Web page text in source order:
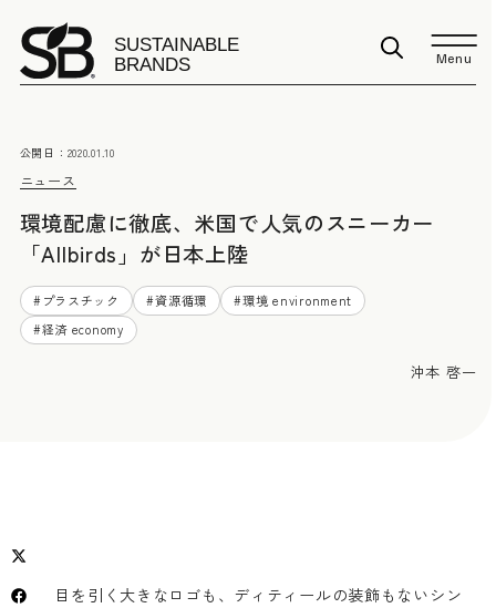
Menu
ニュース
公開日： 2020.01.10
環境配慮に徹底、米国で人気のスニーカー
「Allbirds」が日本上陸
#プラスチック #資源循環 #環境 environment
#経済 economy
沖本 啓一
目を引く大きなロゴも、ディティールの装飾もないシン